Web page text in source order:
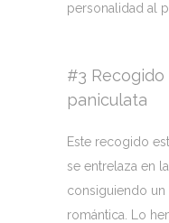
personalidad al
#3
paniculata
Este recogido
se entrelaza en
consiguiendo
romántica. Lo